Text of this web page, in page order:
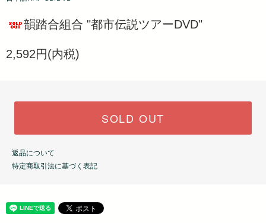
韻踏合組合 "都市伝説ツアーDVD"
2,592円(内税)
SOLD OUT
返品について
特定商取引法に基づく表記